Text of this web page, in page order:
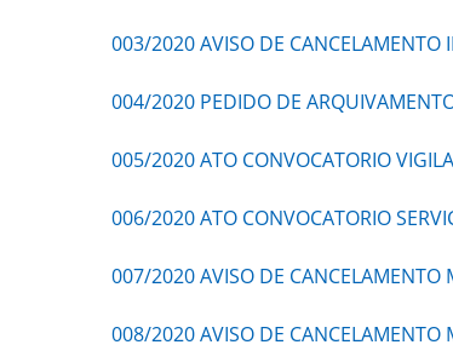
003/2020 AVISO DE CANCELAMENTO
004/2020 PEDIDO DE
005/2020 ATO CONVOCATORIO
006/2020 ATO CONVOCATORIO
007/2020 AVISO DE CANCELAMENTO
008/2020 AVISO DE CANCELAMENTO